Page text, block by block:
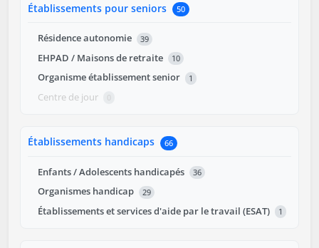
Établissements pour seniors 50
Résidence autonomie 39
EHPAD / Maisons de retraite 10
Organisme établissement senior 1
Centre de jour 0
Établissements handicaps 66
Enfants / Adolescents handicapés 36
Organismes handicap 29
Établissements et services d'aide par le travail (ESAT) 1